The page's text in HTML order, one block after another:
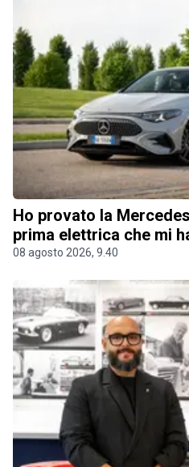
Ho provato la
prima elettrica che mi
08 agosto 2026, 9.40